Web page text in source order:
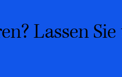
Lassen